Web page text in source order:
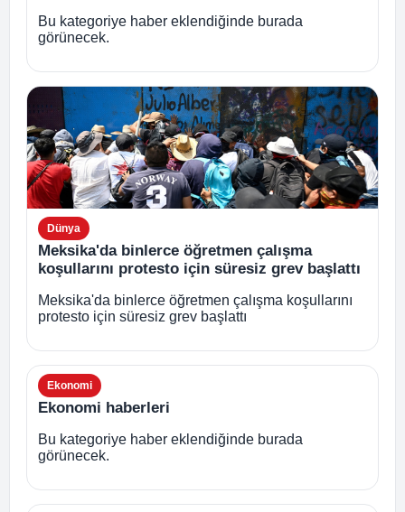
Bu kategoriye haber eklendiğinde burada
görünecek.
Dünya
Meksika'da binlerce öğretmen çalışma
koşullarını protesto için süresiz grev başlattı
Meksika'da binlerce öğretmen çalışma koşullarını
protesto için süresiz grev başlattı
Ekonomi
Ekonomi haberleri
Bu kategoriye haber eklendiğinde burada
görünecek.